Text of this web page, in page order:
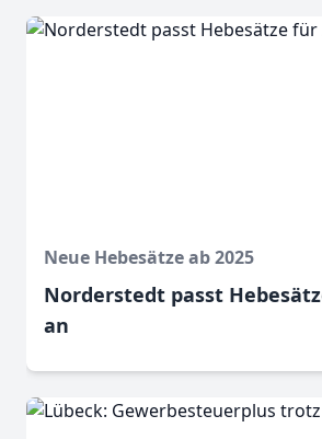
Neue Hebesätze ab 2025
Norderstedt passt
an